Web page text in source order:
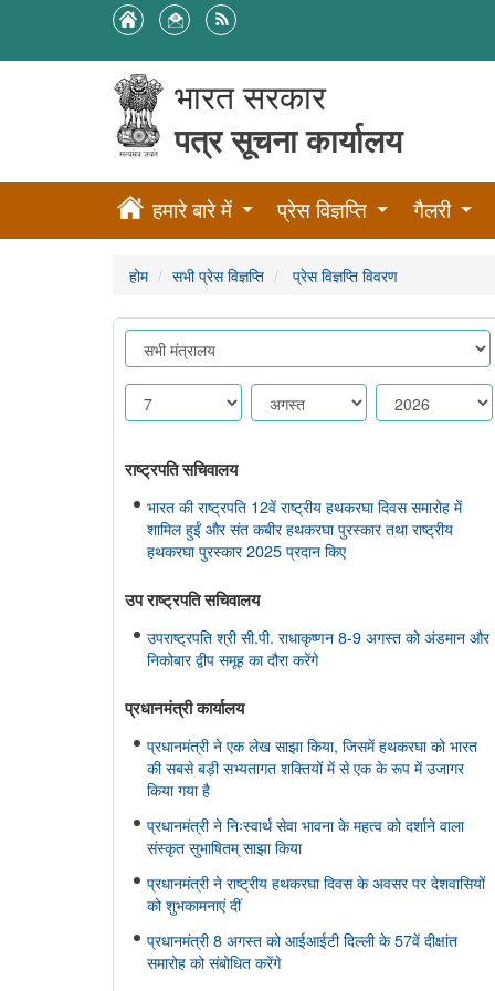
भारत सरकार
पत्र सूचना कार्यालय
हमारे बारे में प्रेस विज्ञप्ति गैलरी
होम सभी प्रेस विज्ञप्ति प्रेस विज्ञप्ति विवरण
राष्ट्रपति सचिवालय
भारत की राष्ट्रपति 12वें राष्ट्रीय हथकरघा दिवस समारोह में
शामिल हुईं और संत कबीर हथकरघा पुरस्कार तथा राष्ट्रीय
हथकरघा पुरस्कार 2025 प्रदान किए
उप राष्ट्रपति सचिवालय
उपराष्ट्रपति श्री सी.पी. राधाकृष्णन 8-9 अगस्त को अंडमान और
निकोबार द्वीप समूह का दौरा करेंगे
प्रधानमंत्री कार्यालय
प्रधानमंत्री ने एक लेख साझा किया, जिसमें हथकरघा को भारत
की सबसे बड़ी सभ्यतागत शक्तियों में से एक के रूप में उजागर
किया गया है
प्रधानमंत्री ने निःस्वार्थ सेवा भावना के महत्व को दर्शाने वाला
संस्कृत सुभाषितम् साझा किया
प्रधानमंत्री ने राष्ट्रीय हथकरघा दिवस के अवसर पर देशवासियों
को शुभकामनाएं दीं
प्रधानमंत्री 8 अगस्त को आईआईटी दिल्ली के 57वें दीक्षांत
समारोह को संबोधित करेंगे